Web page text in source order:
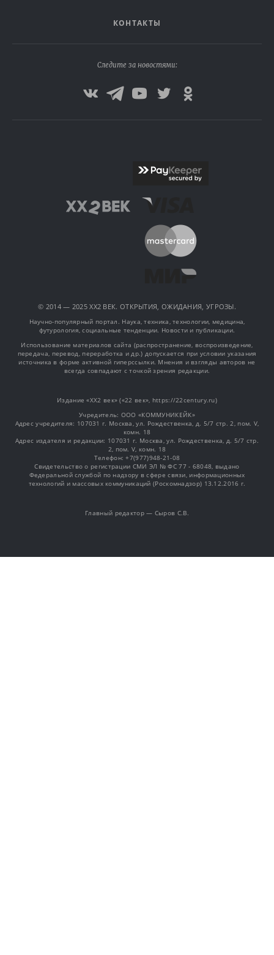
КОНТАКТЫ
Следите за новостями:
© 2014 — 2025 XX2 ВЕК. ОТКРЫТИЯ, ОЖИДАНИЯ, УГРОЗЫ.
Научно-популярный портал. Наука, техника, технологии, медицина,
футурология, социальные тенденции. Новости и публикации.
Использование материалов сайта (распространение, воспроизведение,
передача, перевод, переработка и др.) допускается при условии указания
источника в форме активной гиперссылки. Мнения и взгляды авторов не
всегда совпадают с точкой зрения редакции.
Издание «XX2 век» («22 век», https://22century.ru)
Учредитель: OOO «КОММУНИКЕЙК»
Адрес учредителя: 107031 г. Москва, ул. Рождественка, д. 5/7 стр. 2, пом. V,
комн. 18
Адрес издателя и редакции: 107031 г. Москва, ул. Рождественка, д. 5/7 стр.
2, пом. V, комн. 18
Телефон: +7(977)948-21-08
Свидетельство о регистрации СМИ ЭЛ № ФС 77 - 68048, выдано
Федеральной службой по надзору в сфере связи, информационных
технологий и массовых коммуникаций (Роскомнадзор) 13.12.2016 г.
Главный редактор — Сыров С.В.